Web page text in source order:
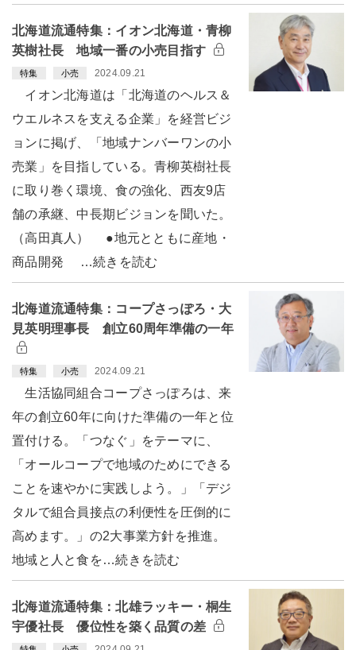
北海道流通特集：イオン北海道・青柳
英樹社長 地域一番の小売目指す
特集 小売 2024.09.21
イオン北海道は「北海道のヘルス＆
ウエルネスを支える企業」を経営ビジ
ョンに掲げ、「地域ナンバーワンの小
売業」を目指している。青柳英樹社長
に取り巻く環境、食の強化、西友9店
舗の承継、中長期ビジョンを聞いた。
（高田真人） ●地元とともに産地・
商品開発 …続きを読む
北海道流通特集：コープさっぽろ・大
見英明理事長 創立60周年準備の一年
特集 小売 2024.09.21
生活協同組合コープさっぽろは、来
年の創立60年に向けた準備の一年と位
置付ける。「つなぐ」をテーマに、
「オールコープで地域のためにできる
ことを速やかに実践しよう。」「デジ
タルで組合員接点の利便性を圧倒的に
高めます。」の2大事業方針を推進。
地域と人と食を…続きを読む
北海道流通特集：北雄ラッキー・桐生
宇優社長 優位性を築く品質の差